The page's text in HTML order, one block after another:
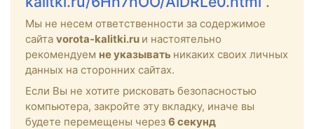
Мы не несем ответственности за содержимое
сайта vorota-kalitki.ru и настоятельно
рекомендуем не указывать никаких своих личных
данных на сторонних сайтах.
Если Вы не хотите рисковать безопасностью
компьютера, закройте эту вкладку, иначе вы
будете перемещены через 6 секунд